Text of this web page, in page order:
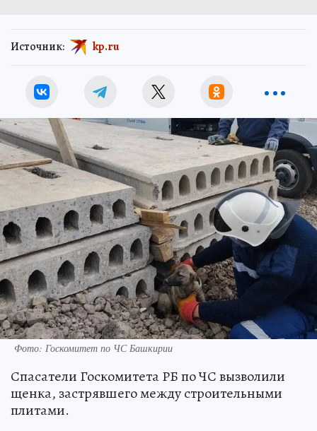
Источник: kp.ru
Фото: Госкомитет по ЧС Башкирии
Спасатели Госкомитета РБ по ЧС вызволили
щенка, застрявшего между строительными
плитами.